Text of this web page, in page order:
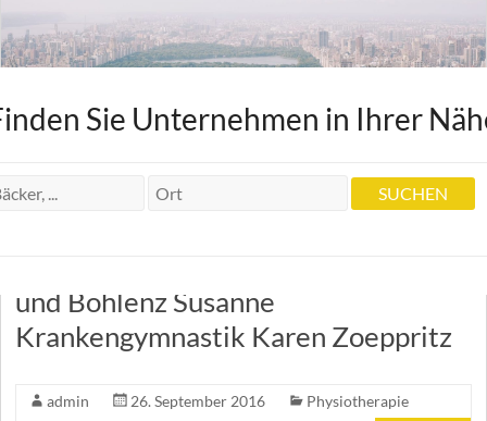
Karen Zoeppritz
Sie Unternehmen in Ihrer
und Bohlenz Susanne
Krankengymnastik Karen Zoeppritz
admin 26. September 2016
Physiotherapie